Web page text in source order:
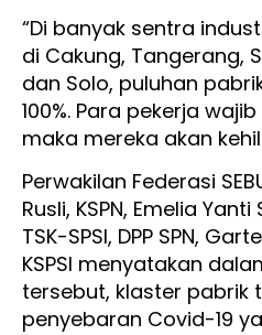
“Di banyak sentra
di Cakung, Tangerang,
dan Solo, puluhan
100%. Para pekerja
maka mereka akan
Perwakilan Federasi
Rusli, KSPN, Emelia Yanti
TSK-SPSI, DPP SPN,
KSPSI menyatakan
tersebut, klaster pabrik
penyebaran Covid-19